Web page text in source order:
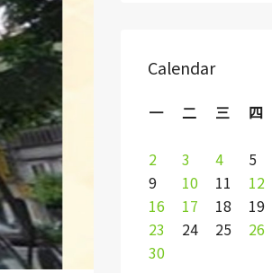
Calendar
一 二 三 四
2
3 4 5
9
10 11 12
16
17 18 19
23
24 25 26
30